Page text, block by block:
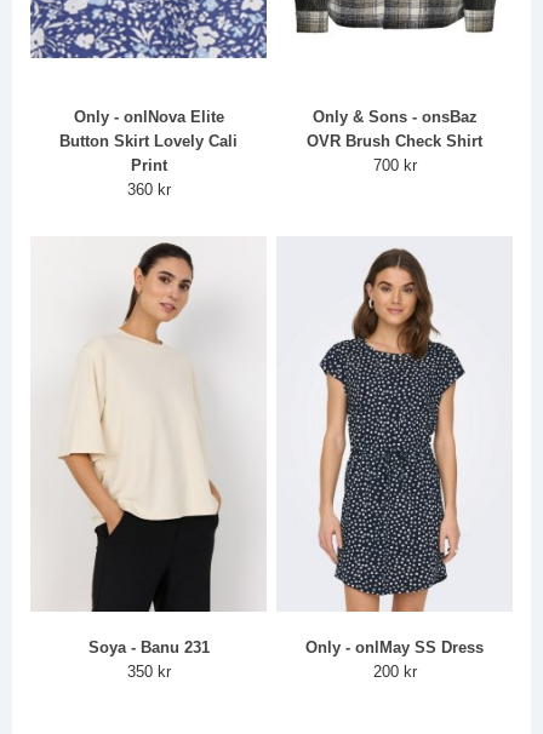
Only - onlNova Elite
Button Skirt Lovely Cali
Print
360 kr
Only & Sons - onsBaz
OVR Brush Check Shirt
700 kr
Soya - Banu 231
350 kr
Only - onlMay SS Dress
200 kr